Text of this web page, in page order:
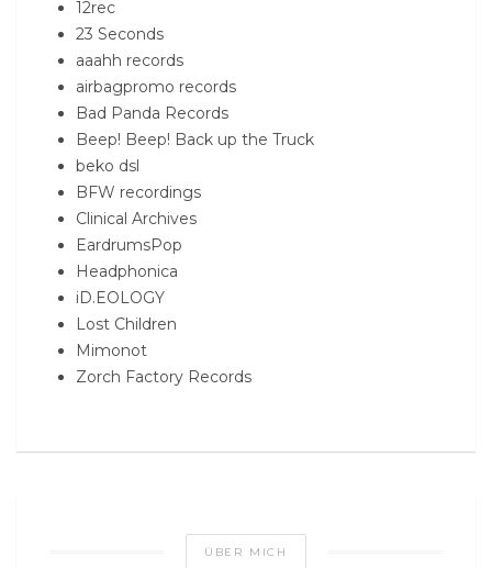
12rec
23 Seconds
aaahh records
airbagpromo records
Bad Panda Records
Beep! Beep! Back up the Truck
beko dsl
BFW recordings
Clinical Archives
EardrumsPop
Headphonica
iD.EOLOGY
Lost Children
Mimonot
Zorch Factory Records
ÜBER MICH